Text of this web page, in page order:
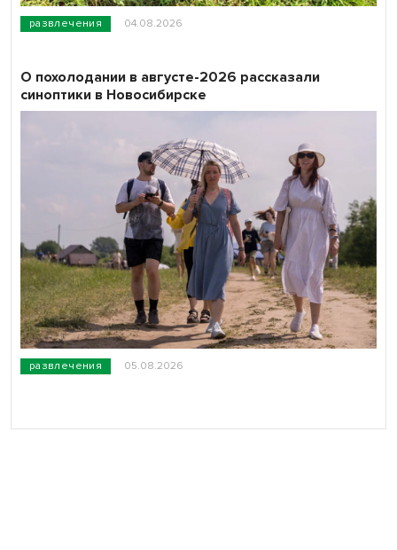
развлечения 04.08.2026
развлечения 05.08.2026
О похолодании в августе-2026 рассказали
синоптики в Новосибирске